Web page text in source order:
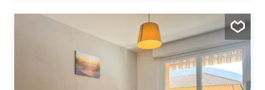
permettant de profiter pleinement des beaux jours.
Actuellement loué, ce bien constitue une opportunité
intéressante tant pour un investisseur que pour un futur
acquéreur souhaitant bénéficier, à terme, d’un
appartement en attique idéalement situé. Il présente un
beau potentiel de mise en valeur et permettra à ses futurs
propriétaires de le personnaliser et de le remettre au goût